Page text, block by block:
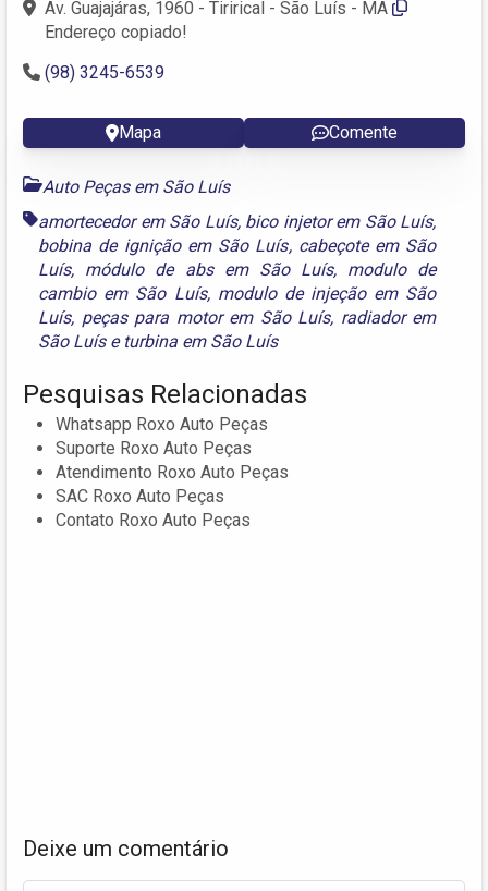
Av. Guajajáras, 1960 - Tirirical - São Luís - MA
Endereço copiado!
(98) 3245-6539
Mapa Comente
Auto Peças em São Luís
amortecedor em São Luís, bico injetor em São Luís,
bobina de ignição em São Luís, cabeçote em São
Luís, módulo de abs em São Luís, modulo de
cambio em São Luís, modulo de injeção em São
Luís, peças para motor em São Luís, radiador em
São Luíse turbina em São Luís
Pesquisas Relacionadas
Whatsapp Roxo Auto Peças
Suporte Roxo Auto Peças
Atendimento Roxo Auto Peças
SAC Roxo Auto Peças
Contato Roxo Auto Peças
Deixe um comentário